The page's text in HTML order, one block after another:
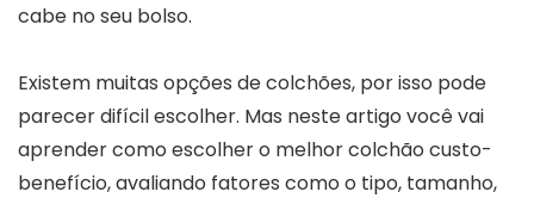
cabe no seu bolso.
Existem muitas opções de colchões, por isso pode
parecer difícil escolher. Mas neste artigo você vai
aprender como escolher o melhor colchão custo-
benefício, avaliando fatores como o tipo, tamanho,